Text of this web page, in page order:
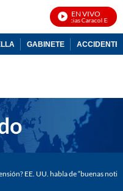
EN VIVO
Noticias Caracol En Vivo
GABINETE ACCIDENTE
EE. UU. habla de “buenas